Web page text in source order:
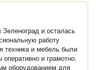
и осталась
работу
техника и мебель были
и грамотно.
оборудованием для